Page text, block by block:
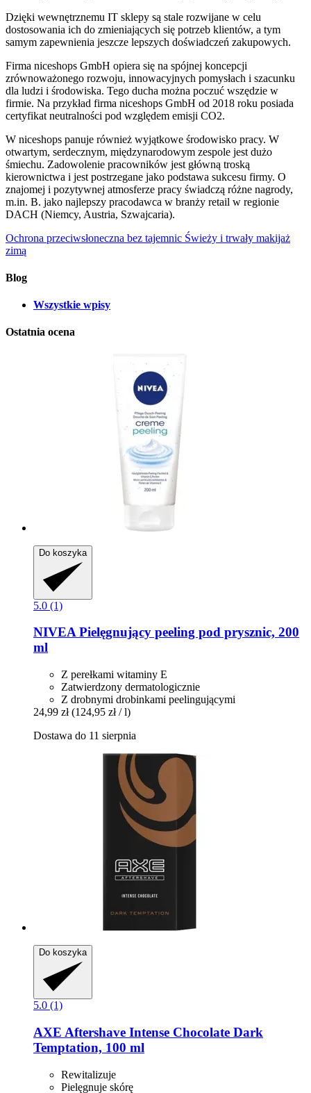
Dzięki wewnętrznemu IT sklepy są stale rozwijane w celu
dostosowania ich do zmieniających się potrzeb klientów, a tym
samym zapewnienia jeszcze lepszych doświadczeń zakupowych.
Firma niceshops GmbH opiera się na spójnej koncepcji
zrównoważonego rozwoju, innowacyjnych pomysłach i szacunku
dla ludzi i środowiska. Tego ducha można poczuć wszędzie w
firmie. Na przykład firma niceshops GmbH od 2018 roku posiada
certyfikat neutralności pod względem emisji CO2.
W niceshops panuje również wyjątkowe środowisko pracy. W
otwartym, serdecznym, międzynarodowym zespole jest dużo
śmiechu. Zadowolenie pracowników jest główną troską
kierownictwa i jest postrzegane jako podstawa sukcesu firmy. O
znajomej i pozytywnej atmosferze pracy świadczą różne nagrody,
m.in. B. jako najlepszy pracodawca w branży retail w regionie
DACH (Niemcy, Austria, Szwajcaria).
Ochrona przeciwsłoneczna bez tajemnic Świeży i trwały makijaż
zimą
Blog
Wszystkie wpisy
Ostatnia ocena
Do koszyka
5.0 (1)
NIVEAPielęgnujący peeling pod prysznic, 200
ml
Z perełkami witaminy E
Zatwierdzony dermatologicznie
Z drobnymi drobinkami peelingującymi
24,99 zł (124,95 zł / l)
Dostawa do 11 sierpnia
Do koszyka
5.0 (1)
AXE Aftershave Intense Chocolate Dark
Temptation, 100 ml
Rewitalizuje
Pielęgnuje skórę